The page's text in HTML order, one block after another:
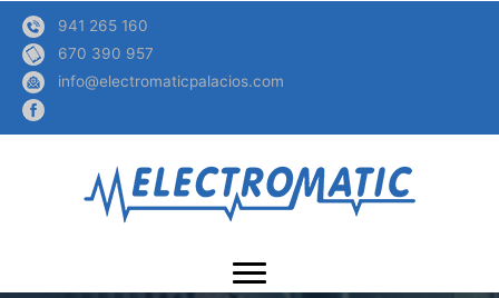
941 265 160
670 390 957
info@electromaticpalacios.com